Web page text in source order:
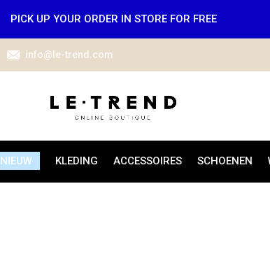
NIEUW KLEDING ACCESSOIRES SCHOENEN
info@le-trend.com
PICK UP YOUR ORDER IN STORE FOR FREE